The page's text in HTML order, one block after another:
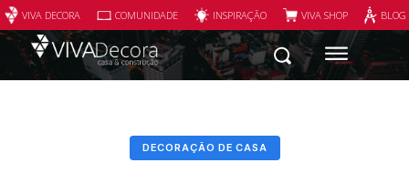
VIVA DECORA COMUNIDADE INSPIRAÇÃO VIVA SHOP
DECORAÇÃO DE CASA